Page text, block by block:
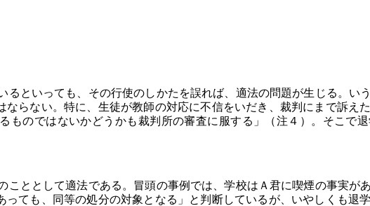
といっても、その行使のしかたを誤れば、適法の問題が生じる。い
らない。特に、生徒が教師の対応に不信をいだき、裁判にまで訴え
ものではないかどうかも裁判所の審査に服する」（注４）。そこで
ととして適法である。冒頭の事例では、学校はＡ君に喫煙の事実が
ても、同等の処分の対象となる」と判断しているが、いやしくも退